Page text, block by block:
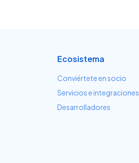
Ecosistema
Conviértete en socio
Servicios e integraciones
Desarrolladores